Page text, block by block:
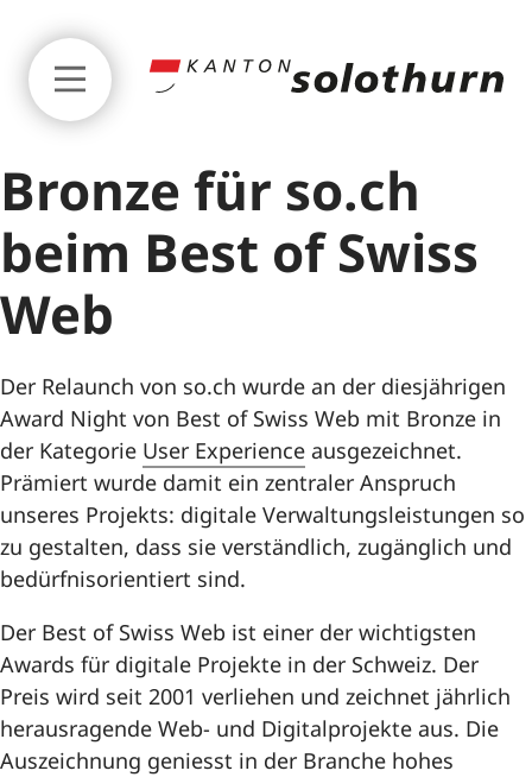
Startseite
Digitalisierungsstrategie
Impulsprogramm
Transformationsprojekte
CC Digitale Verwaltung
Services
Glossar
Bronze für so.ch
beim Best of Swiss
Web
Der Relaunch von so.ch wurde an der diesjährigen
Award Night von Best of Swiss Web mit Bronze in
der Kategorie User Experience ausgezeichnet.
Prämiert wurde damit ein zentraler Anspruch
unseres Projekts: digitale Verwaltungsleistungen so
zu gestalten, dass sie verständlich, zugänglich und
bedürfnisorientiert sind.
Der Best of Swiss Web ist einer der wichtigsten
Awards für digitale Projekte in der Schweiz. Der
Preis wird seit 2001 verliehen und zeichnet jährlich
herausragende Web- und Digitalprojekte aus. Die
Auszeichnung geniesst in der Branche hohes